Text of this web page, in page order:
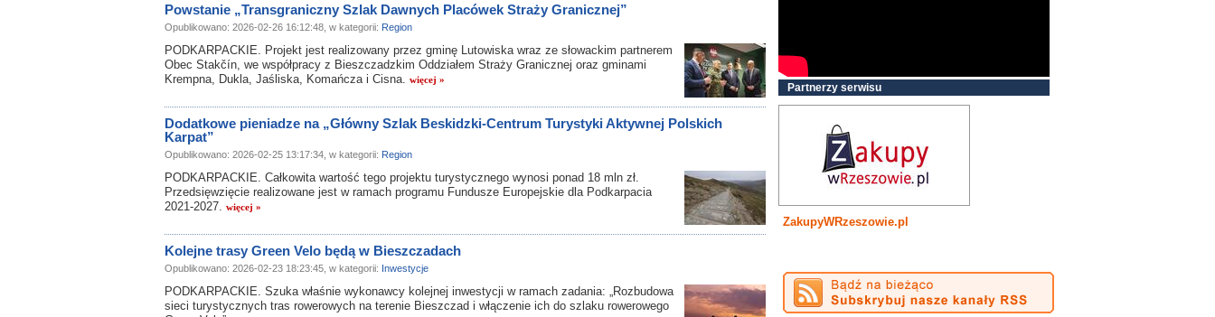
Powstanie „Transgraniczny Szlak Dawnych Placówek Straży Granicznej”
Opublikowano: 2026-02-26 16:12:48, w kategorii: Region
PODKARPACKIE. Projekt jest realizowany przez gminę Lutowiska wraz ze słowackim partnerem
Obec Stakčín, we współpracy z Bieszczadzkim Oddziałem Straży Granicznej oraz gminami
Krempna, Dukla, Jaśliska, Komańcza i Cisna. więcej »
Dodatkowe pieniadze na „Główny Szlak Beskidzki-Centrum Turystyki Aktywnej Polskich
Karpat”
Opublikowano: 2026-02-25 13:17:34, w kategorii: Region
PODKARPACKIE. Całkowita wartość tego projektu turystycznego wynosi ponad 18 mln zł.
Przedsięwzięcie realizowane jest w ramach programu Fundusze Europejskie dla Podkarpacia
2021-2027. więcej »
Kolejne trasy Green Velo będą w Bieszczadach
Opublikowano: 2026-02-23 18:23:45, w kategorii: Inwestycje
PODKARPACKIE. Szuka właśnie wykonawcy kolejnej inwestycji w ramach zadania: „Rozbudowa
sieci turystycznych tras rowerowych na terenie Bieszczad i włączenie ich do szlaku rowerowego
Partnerzy serwisu
ZakupyWRzeszowie.pl